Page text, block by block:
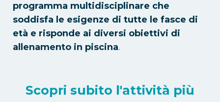
programma multidisciplinare che
soddisfa le esigenze di tutte le fasce di
età e risponde ai diversi obiettivi di
allenamento in piscina.
Scopri subito l'attività più